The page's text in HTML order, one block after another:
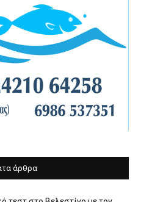
άρθρα